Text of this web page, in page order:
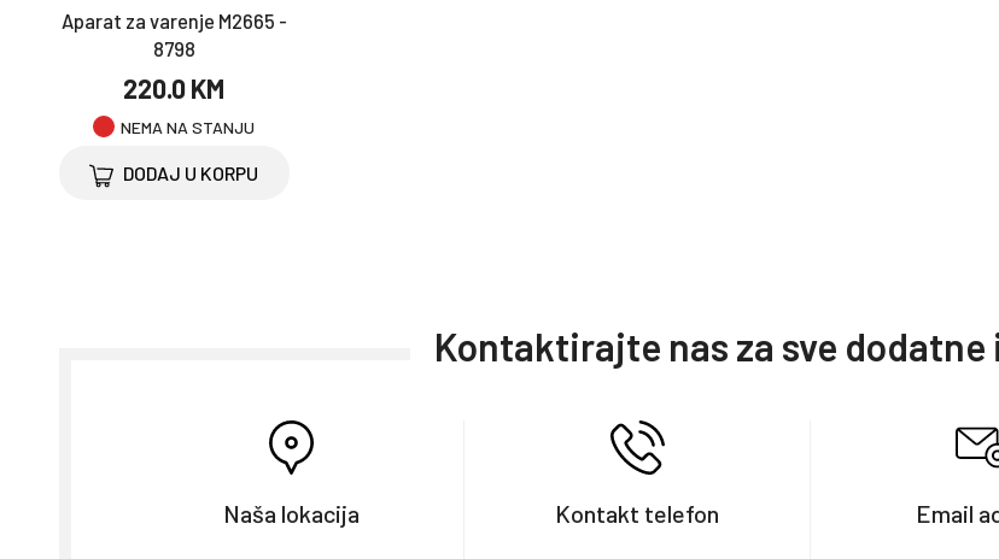
Aparat za varenje M2665 -
8798
220.0 KM
NEMA NA STANJU
DODAJ U KORPU
Kontaktirajte nas za sve
Naša lokacija Kontakt telefon Email